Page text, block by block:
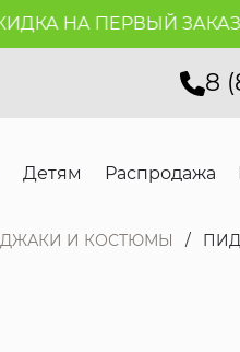
НА ПЕРВЫЙ ЗАКАЗ
8
Детям Распродажа
И КОСТЮМЫ